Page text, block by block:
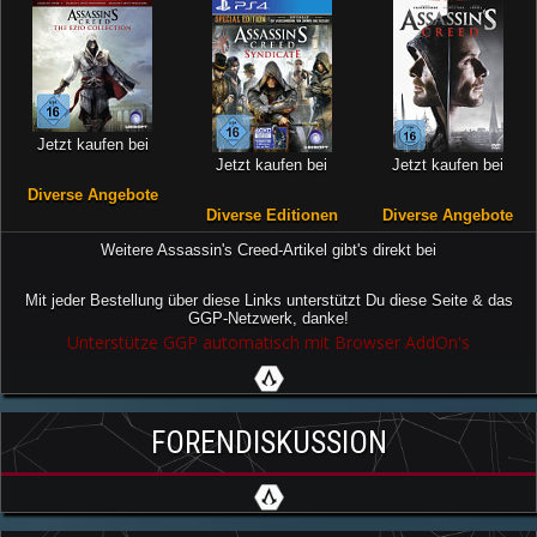
Jetzt kaufen bei
Diverse Angebote
Jetzt kaufen bei
Diverse Editionen
Jetzt kaufen bei
Diverse Angebote
Weitere Assassin's Creed-Artikel gibt's direkt bei
Mit jeder Bestellung über diese Links unterstützt Du diese Seite & das
GGP-Netzwerk, danke!
Unterstütze GGP automatisch mit Browser AddOn's
FORENDISKUSSION